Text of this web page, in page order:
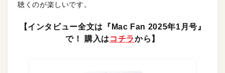
聴くのが楽しいです。
【インタビュー全文は『Mac Fan 2025年1月号』
で！ 購入はコチラから】